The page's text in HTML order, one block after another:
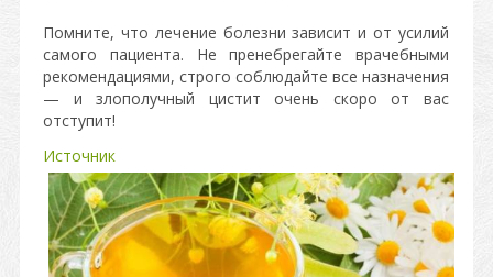
Помните, что лечение болезни зависит и от усилий
самого пациента. Не пренебрегайте врачебными
рекомендациями, строго соблюдайте все назначения
— и злополучный цистит очень скоро от вас
отступит!
Источник